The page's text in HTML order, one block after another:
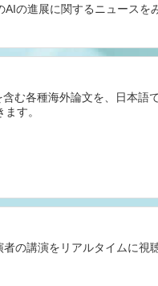
の進展に関するニュースを
む各種海外論文を、日本語
す。
の講演をリアルタイムに視